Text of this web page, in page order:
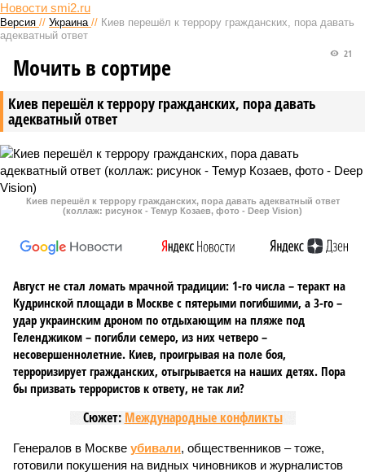
Новости smi2.ru
Версия // Украина // Киев перешёл к террору гражданских, пора давать
адекватный ответ
Киев перешёл к террору гражданских, пора давать
адекватный ответ
21
Мочить в сортире
Киев перешёл к террору гражданских, пора давать адекватный ответ
(коллаж: рисунок - Темур Козаев, фото - Deep Vision)
Август не стал ломать мрачной традиции: 1-го числа – теракт на
Кудринской площади в Москве с пятерыми погибшими, а 3-го –
удар украинским дроном по отдыхающим на пляже под
Геленджиком – погибли семеро, из них четверо –
несовершеннолетние. Киев, проигрывая на поле боя,
терроризирует гражданских, отыгрывается на наших детях. Пора
бы призвать террористов к ответу, не так ли?
Сюжет: Международные конфликты
Генералов в Москве убивали, общественников – тоже,
готовили покушения на видных чиновников и журналистов